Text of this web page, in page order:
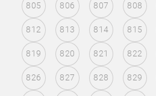
805 806 807 808
812 813 814 815
819 820 821 822
826 827 828 829